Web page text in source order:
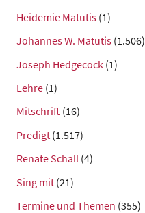
Heidemie Matutis (1)
Johannes W. Matutis (1.506)
Joseph Hedgecock (1)
Lehre (1)
Mitschrift (16)
Predigt (1.517)
Renate Schall (4)
Sing mit (21)
Termine und Themen (355)